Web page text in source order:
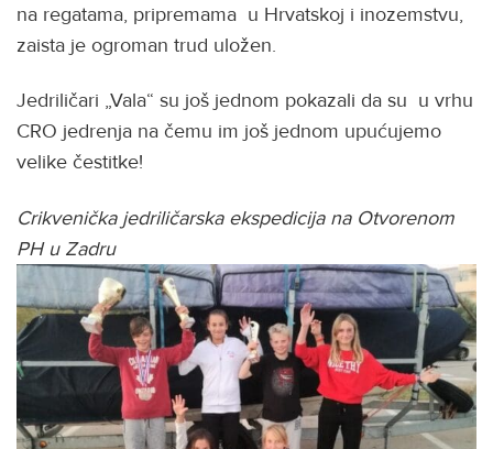
na regatama, pripremama u Hrvatskoj i inozemstvu,
zaista je ogroman trud uložen.
Jedriličari „Vala“ su još jednom pokazali da su u vrhu
CRO jedrenja na čemu im još jednom upućujemo
velike čestitke!
Crikvenička jedriličarska ekspedicija na Otvorenom
PH u Zadru